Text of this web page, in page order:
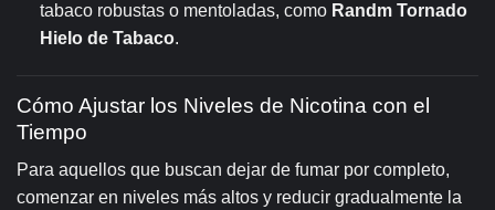
tabaco robustas o mentoladas, como Randm Tornado
Hielo de Tabaco.
Cómo Ajustar los Niveles de Nicotina con el
Tiempo
Para aquellos que buscan dejar de fumar por completo,
comenzar en niveles más altos y reducir gradualmente la